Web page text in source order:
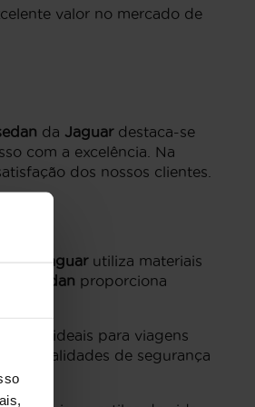
valor no mercado de
da Jaguardestaca-se
com a excelência. Na
dos nossos clientes.
Jaguarutiliza materiais
Sedan proporciona
os ideais para viagens
de segurança